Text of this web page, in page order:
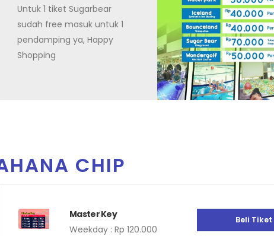
Untuk 1 tiket Sugarbear
sudah free masuk untuk 1
pendamping ya, Happy
Shopping
CHIP
Master Key
Weekday : Rp 120.000
Beli Tiket